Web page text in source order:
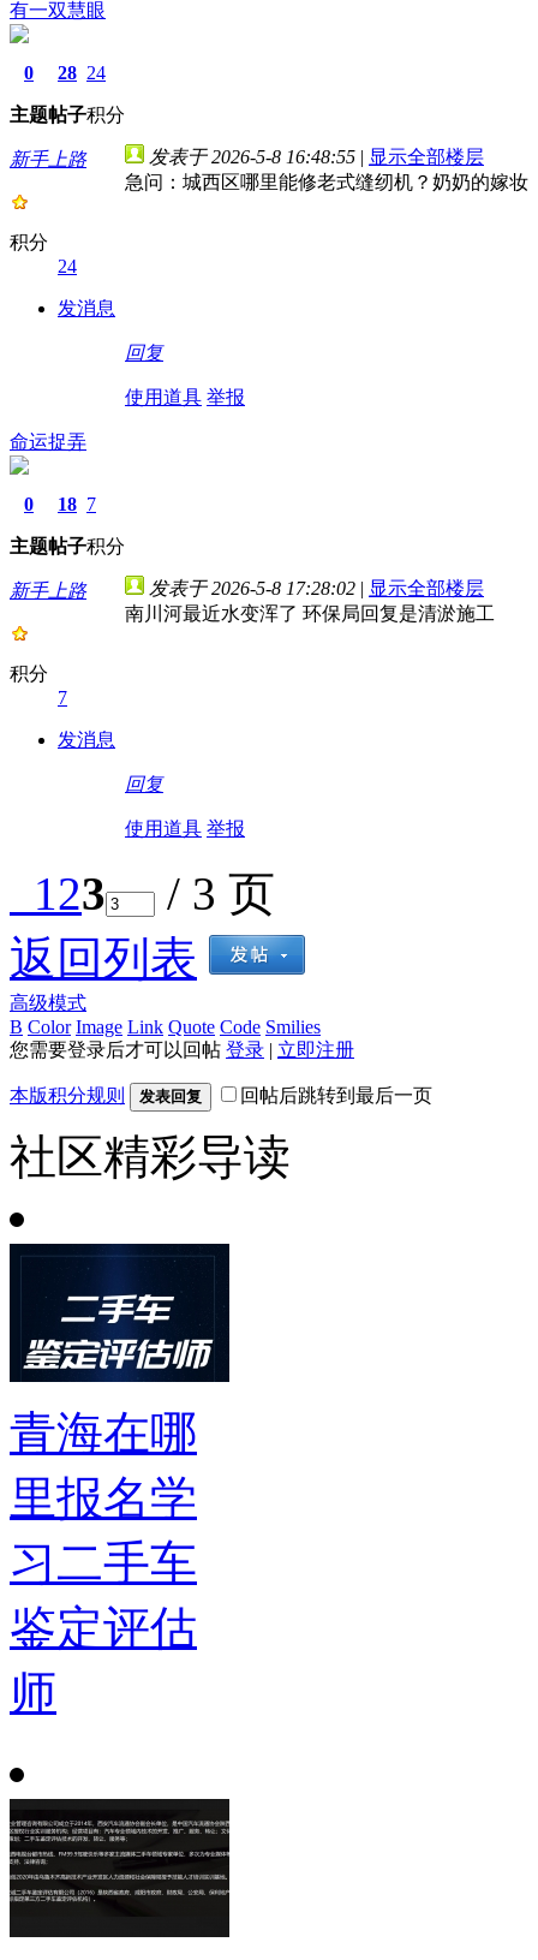
有一双慧眼
0
主题
28
帖子
24
积分
新手上路
积分
24
发消息
发表于 2026-5-8 16:48:55 | 显示全部楼层
急问：城西区哪里能修老式缝纫机？奶奶的嫁妆
回复
使用道具 举报
命运捉弄
0
主题
18
帖子
7
积分
新手上路
积分
7
发消息
发表于 2026-5-8 17:28:02 | 显示全部楼层
南川河最近水变浑了 环保局回复是清淤施工
回复
使用道具 举报
123
/ 3 页
返回列表
高级模式
B Color Image Link Quote Code Smilies
您需要登录后才可以回帖 登录 | 立即注册
本版积分规则 发表回复 回帖后跳转到最后一页
社区精彩导读
青海在哪
里报名学
习二手车
鉴定评估
师